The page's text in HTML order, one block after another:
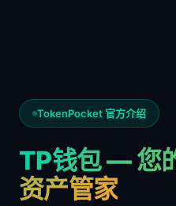
TokenPocket 官方介绍
TP钱包 — 您
资产管家